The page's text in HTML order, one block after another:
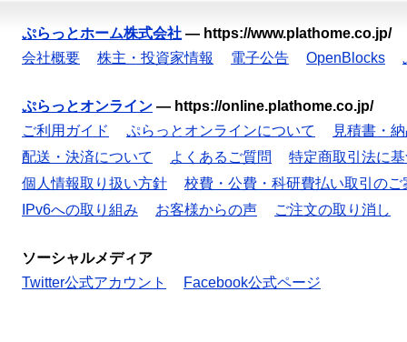
ぷらっとホーム株式会社 — https://www.plathome.co.jp/
会社概要
株主・投資家情報 電子公告 OpenBlocks
ぷらっとオンライン — https://online.plathome.co.jp/
ご利用ガイド
ぷらっとオンラインについて
見積書・
配送・決済について
よくあるご質問
特定商取引法に
個人情報取り扱い方針
校費・公費・科研費払い取引のご
IPv6への取り組み
お客様からの声 ご注文の取り消し
ソーシャルメディア
Twitter公式アカウント
Facebook公式ページ